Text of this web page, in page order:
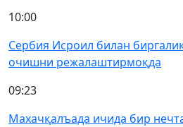
10:00
Сербия Исроил билан
очишни режалаштирмоқда
09:23
Махачқалъада ичида бир